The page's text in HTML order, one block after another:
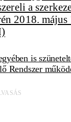
is
Rendszer